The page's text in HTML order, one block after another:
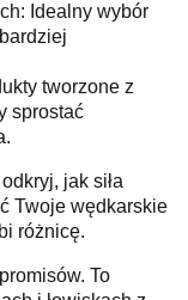
Idealny wybór
tworzone z
sprostać
jak siła
Twoje wędkarskie
różnicę.
To